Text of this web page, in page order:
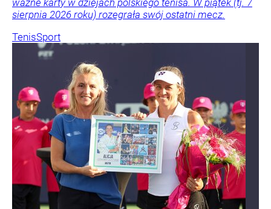
sierpnia 2026 roku) rozegrała swój ostatni mecz.
TenisSport